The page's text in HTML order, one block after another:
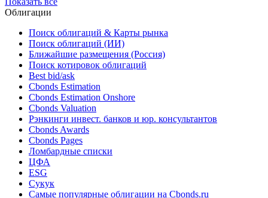
Количество новых выпусков
государственных
еврооблигаций - Таиланд
Показать все
Облигации
Поиск облигаций & Карты рынка
Поиск облигаций (ИИ)
Ближайшие размещения (Россия)
Поиск котировок облигаций
Best bid/ask
Cbonds Estimation
Cbonds Estimation Onshore
Cbonds Valuation
Рэнкинги инвест. банков и юр. консультантов
Cbonds Awards
Cbonds Pages
Ломбардные списки